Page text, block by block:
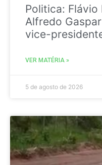
Politica: Flávio
Alfredo
vice-
VER MATÉRIA »
5 de agosto de 2026